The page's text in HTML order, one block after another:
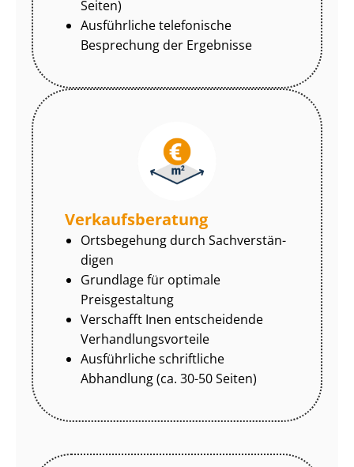
Seiten)
Ausführliche telefonische
Besprechung der Ergebnisse
Ver­kaufs­be­ra­tung
Ortsbegehung durch Sach­ver­stän­
di­gen
Grundlage für optimale
Preisgestaltung
Verschafft Inen entscheidende
Ver­hand­lungs­vor­tei­le
Ausführliche schriftliche
Abhandlung (ca. 30-50 Seiten)